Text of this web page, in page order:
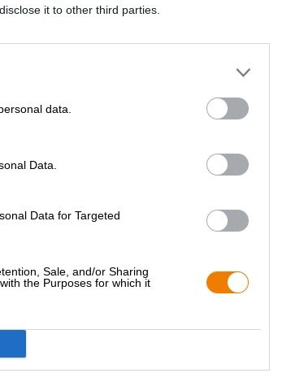
it to other third parties.
data.
Data.
Data for Targeted
Sale, and/or Sharing
the Purposes for which it
Fest der Liebe und eine Gelegenheit, unsere
liebevoll verpackten Geschenken zu beglücken.
des Älterwerdens immer mehr. Während wir als
schälten, bekommen wir als Erwachsene
sich die Dinge, die man braucht oder gerne haben
und Familie immer schwieriger das
der Einfachheit halber, sich nichts zu schenken.
allen, die von dieser Misere betroffen sind, sich
für sich selbst (oder bierbegeisterte Andere)
: In urige Jutebeutel verpackte Bierspezialitäten, die
bei kaltem, ungemütlichem Wetter besonders viel
Festbiere beispielsweise liefert Dir drei festliche
ist ein vollmundiger Sud mit samtig-weicher
Honig-, Brot- und Fruchtnoten. Das Winterbier von
der Röstmalz, Karamell und hopfige Kräuter
glänzt mit stattlichen 6,0 % Alkoholgehalt und